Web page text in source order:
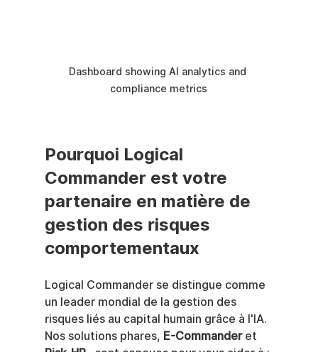
Dashboard showing AI analytics and
compliance metrics
Pourquoi Logical
Commander est votre
partenaire en matière de
gestion des risques
comportementaux
Logical Commander se distingue comme
un leader mondial de la gestion des
risques liés au capital humain grâce à l'IA.
Nos solutions phares, E-Commander et